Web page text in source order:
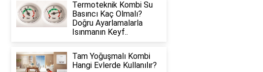
Termoteknik Kombi Su
Basıncı Kaç Olmalı?
Doğru Ayarlamalarla
Isınmanın Keyf..
Tam Yoğuşmalı Kombi
Hangi Evlerde Kullanılır?